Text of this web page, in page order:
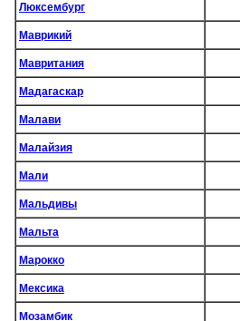
Люксембург
Маврикий
Мавритания
Мадагаскар
Малави
Малайзия
Мали
Мальдивы
Мальта
Марокко
Мексика
Мозамбик